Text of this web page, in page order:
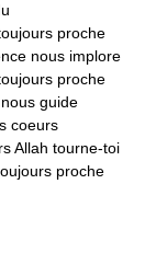
proche
nous implore
proche
guide
coeurs
Allah tourne-toi
proche